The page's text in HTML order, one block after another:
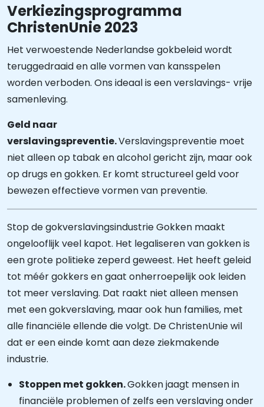
Verkiezingsprogramma
ChristenUnie 2023
Het verwoestende Nederlandse gokbeleid wordt
teruggedraaid en alle vormen van kansspelen
worden verboden. Ons ideaal is een verslavings- vrije
samenleving.
Geld naar
verslavingspreventie.Verslavingspreventie moet
niet alleen op tabak en alcohol gericht zijn, maar ook
op drugs en gokken. Er komt structureel geld voor
bewezen effectieve vormen van preventie.
Stop de gokverslavingsindustrie Gokken maakt
ongelooflijk veel kapot. Het legaliseren van gokken is
een grote politieke zeperd geweest. Het heeft geleid
tot méér gokkers en gaat onherroepelijk ook leiden
tot meer verslaving. Dat raakt niet alleen mensen
met een gokverslaving, maar ook hun families, met
alle financiële ellende die volgt. De ChristenUnie wil
dat er een einde komt aan deze ziekmakende
industrie.
Stoppen met gokken.Gokken jaagt mensen in
financiële problemen of zelfs een verslaving onder